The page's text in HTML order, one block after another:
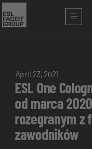
April 23, 2021
ESL One
od marca
rozegranym z
zawodników